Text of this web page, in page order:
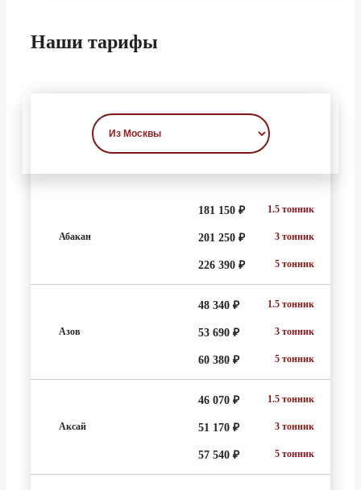
Наши тарифы
Абакан
181 150 ₽ 1.5 тонник
201 250 ₽ 3 тонник
226 390 ₽ 5 тонник
Азов
48 340 ₽ 1.5 тонник
53 690 ₽ 3 тонник
60 380 ₽ 5 тонник
Аксай
46 070 ₽ 1.5 тонник
51 170 ₽ 3 тонник
57 540 ₽ 5 тонник